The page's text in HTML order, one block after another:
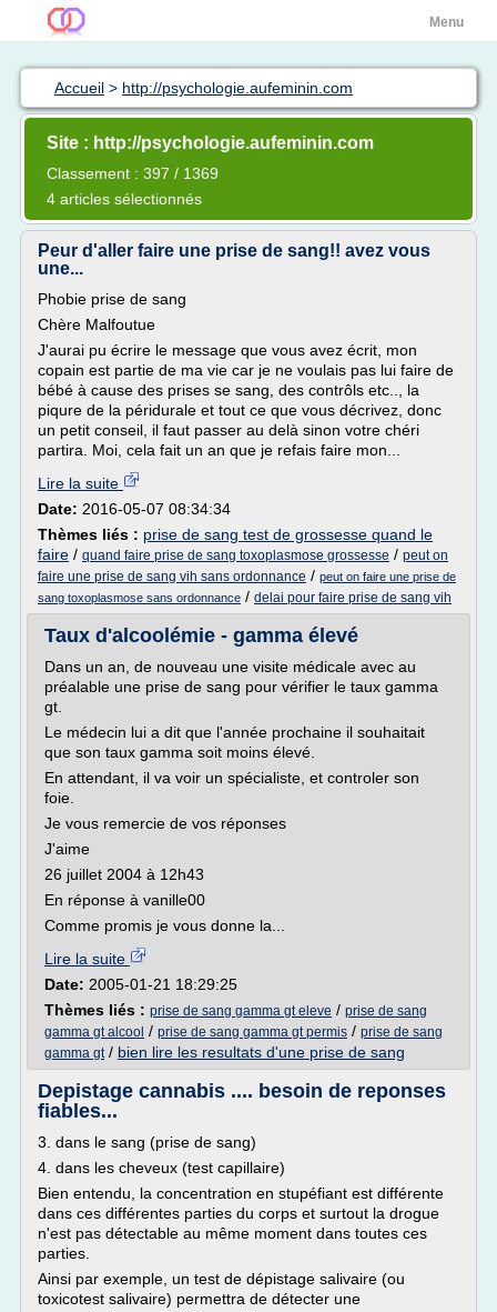
Menu
Accueil > http://psychologie.aufeminin.com
Site : http://psychologie.aufeminin.com
Classement : 397 / 1369
4 articles sélectionnés
Peur d'aller faire une prise de sang!! avez vous
une...
Phobie prise de sang
Chère Malfoutue
J'aurai pu écrire le message que vous avez écrit, mon
copain est partie de ma vie car je ne voulais pas lui faire de
bébé à cause des prises se sang, des contrôls etc.., la
piqure de la péridurale et tout ce que vous décrivez, donc
un petit conseil, il faut passer au delà sinon votre chéri
partira. Moi, cela fait un an que je refais faire mon...
Lire la suite
Date: 2016-05-07 08:34:34
Thèmes liés : prise de sang test de grossesse quand le
faire / quand faire prise de sang toxoplasmose grossesse / peut on
faire une prise de sang vih sans ordonnance / peut on faire une prise de
sang toxoplasmose sans ordonnance / delai pour faire prise de sang vih
Taux d'alcoolémie - gamma élevé
Dans un an, de nouveau une visite médicale avec au
préalable une prise de sang pour vérifier le taux gamma
gt.
Le médecin lui a dit que l'année prochaine il souhaitait
que son taux gamma soit moins élevé.
En attendant, il va voir un spécialiste, et controler son
foie.
Je vous remercie de vos réponses
J'aime
26 juillet 2004 à 12h43
En réponse à vanille00
Comme promis je vous donne la...
Lire la suite
Date: 2005-01-21 18:29:25
Thèmes liés : prise de sang gamma gt eleve / prise de sang
gamma gt alcool / prise de sang gamma gt permis / prise de sang
gamma gt/ bien lire les resultats d'une prise de sang
Depistage cannabis .... besoin de reponses
fiables...
3. dans le sang (prise de sang)
4. dans les cheveux (test capillaire)
Bien entendu, la concentration en stupéfiant est différente
dans ces différentes parties du corps et surtout la drogue
n'est pas détectable au même moment dans toutes ces
parties.
Ainsi par exemple, un test de dépistage salivaire (ou
toxicotest salivaire) permettra de détecter une